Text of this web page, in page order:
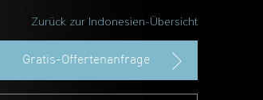
Zurück zur Indonesien-Übersicht
Gratis-Offertenanfrage